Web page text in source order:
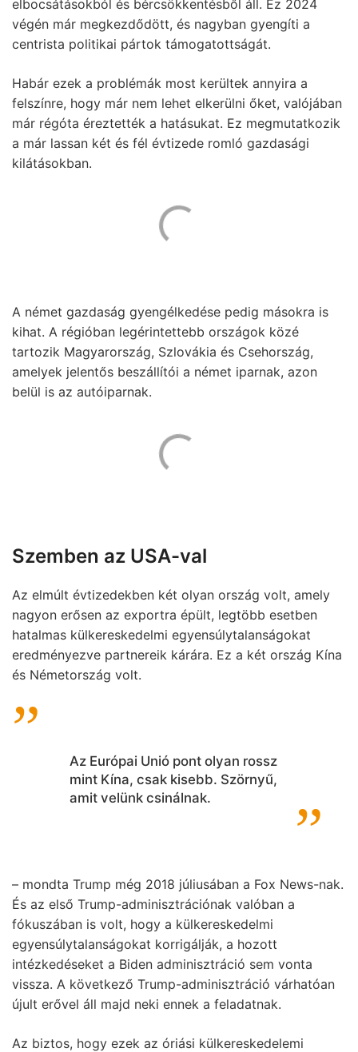
elbocsátásokból és bércsökkentésből áll. Ez 2024
végén már megkezdődött, és nagyban gyengíti a
centrista politikai pártok támogatottságát.
Habár ezek a problémák most kerültek annyira a
felszínre, hogy már nem lehet elkerülni őket, valójában
már régóta éreztették a hatásukat. Ez megmutatkozik
a már lassan két és fél évtizede romló gazdasági
kilátásokban.
A német gazdaság gyengélkedése pedig másokra is
kihat. A régióban legérintettebb országok közé
tartozik Magyarország, Szlovákia és Csehország,
amelyek jelentős beszállítói a német iparnak, azon
belül is az autóiparnak.
Szemben az USA-val
Az elmúlt évtizedekben két olyan ország volt, amely
nagyon erősen az exportra épült, legtöbb esetben
hatalmas külkereskedelmi egyensúlytalanságokat
eredményezve partnereik kárára. Ez a két ország Kína
és Németország volt.
Az Európai Unió pont olyan rossz
mint Kína, csak kisebb. Szörnyű,
amit velünk csinálnak.
– mondta Trump még 2018 júliusában a Fox News-nak.
És az első Trump-adminisztrációnak valóban a
fókuszában is volt, hogy a külkereskedelmi
egyensúlytalanságokat korrigálják, a hozott
intézkedéseket a Biden adminisztráció sem vonta
vissza. A következő Trump-adminisztráció várhatóan
újult erővel áll majd neki ennek a feladatnak.
Az biztos, hogy ezek az óriási külkereskedelemi